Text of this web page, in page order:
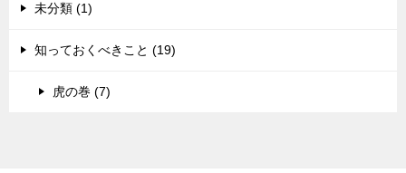
未分類 (1)
知っておくべきこと (19)
虎の巻 (7)